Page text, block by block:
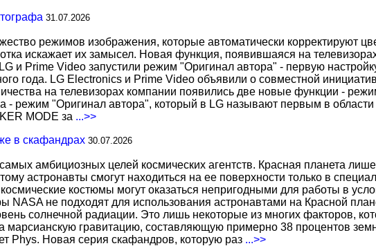
31.07.2026
режимов изображения, которые автоматически корректируют
искажает их замысел. Новая функция, появившаяся на
и Prime Video запустили режим "Оригинал автора" - первую
года. LG Electronics и Prime Video объявили о совместной
на телевизорах компании появились две новые функции -
- режим "Оригинал автора", который в LG называют первым в области
MODE за ...>>
в скафандрах 30.07.2026
амбициозных целей космических агентств. Красная планета
астронавты смогут находиться на ее поверхности только в
костюмы могут оказаться непригодными для работы в
NASA не подходят для использования астронавтами на Красной
солнечной радиации. Это лишь некоторые из многих факторов,
гравитацию, составляющую примерно 38 процентов
Phys. Новая серия скафандров, которую раз ...>>